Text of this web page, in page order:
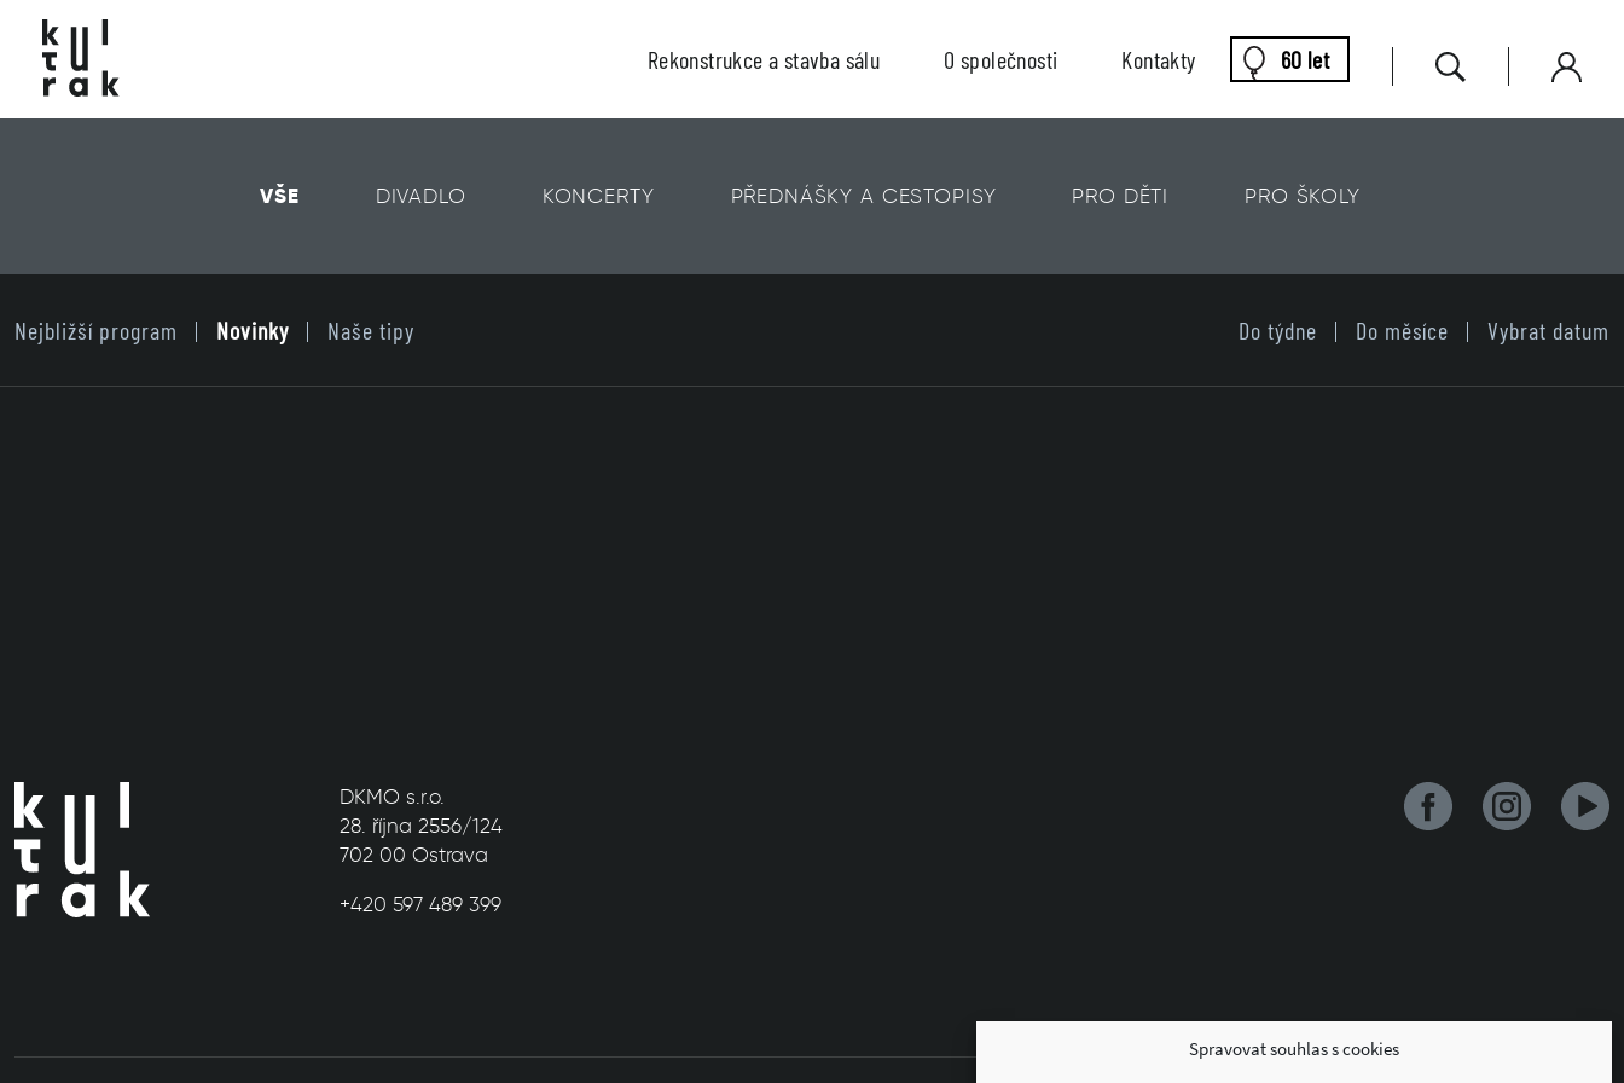
Spravovat souhlas s cookies
Rekonstrukce a stavba sálu O společnosti Kontakty 60 let
VŠE DIVADLO KONCERTY PŘEDNÁŠKY A CESTOPISY PRO DĚTI PRO ŠKOLY
Nejbližší program Novinky Naše tipy Do týdne Do měsíce Vybrat datum
DKMO s.r.o.
28. října 2556/124
702 00 Ostrava
+420 597 489 399